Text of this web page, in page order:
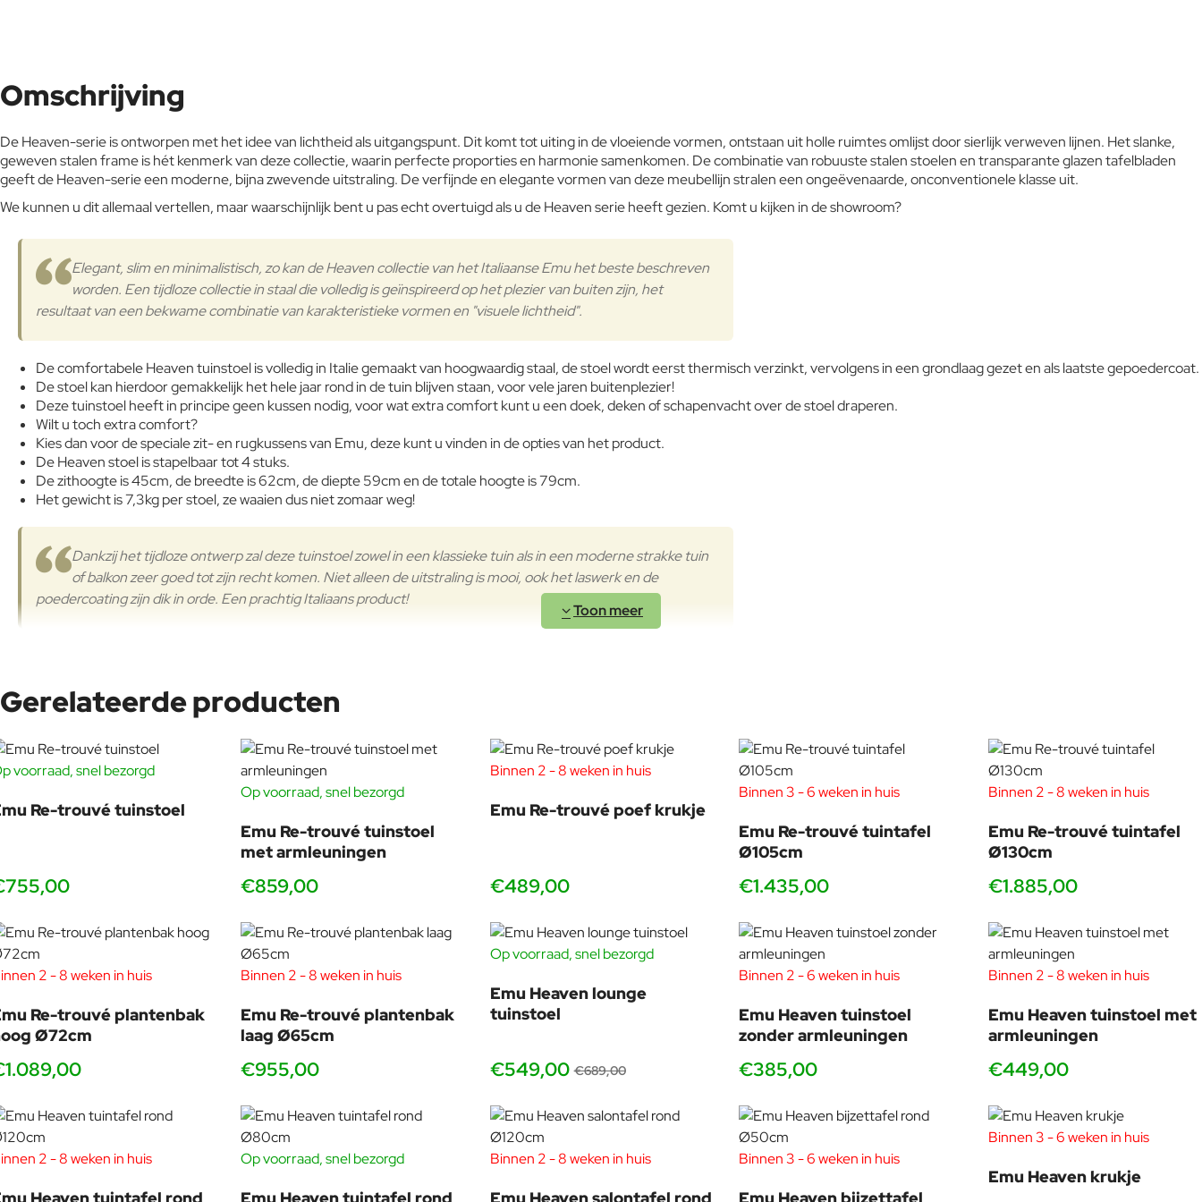
Omschrijving
De Heaven-serie is ontworpen met het idee van lichtheid als uitgangspunt. Dit komt tot uiting in de vloeiende vormen, ontstaan uit holle ruimtes omlijst door sierlijk verweven lijnen. Het slanke,
geweven stalen frame is hét kenmerk van deze collectie, waarin perfecte proporties en harmonie samenkomen. De combinatie van robuuste stalen stoelen en transparante glazen tafelbladen
geeft de Heaven-serie een moderne, bijna zwevende uitstraling. De verfijnde en elegante vormen van deze meubellijn stralen een ongeëvenaarde, onconventionele klasse uit.
We kunnen u dit allemaal vertellen, maar waarschijnlijk bent u pas echt overtuigd als u de Heaven serie heeft gezien. Komt u kijken in de showroom?
Elegant, slim en minimalistisch, zo kan de Heaven collectie van het Italiaanse Emu het beste beschreven
worden. Een tijdloze collectie in staal die volledig is geïnspireerd op het plezier van buiten zijn, het
resultaat van een bekwame combinatie van karakteristieke vormen en "visuele lichtheid".
De comfortabele Heaven tuinstoel is volledig in Italie gemaakt van hoogwaardig staal, de stoel wordt eerst thermisch verzinkt, vervolgens in een grondlaag gezet en als laatste gepoedercoat.
De stoel kan hierdoor gemakkelijk het hele jaar rond in de tuin blijven staan, voor vele jaren buitenplezier!
Deze tuinstoel heeft in principe geen kussen nodig, voor wat extra comfort kunt u een doek, deken of schapenvacht over de stoel draperen.
Wilt u toch extra comfort?
Kies dan voor de speciale zit- en rugkussens van Emu, deze kunt u vinden in de opties van het product.
De Heaven stoel is stapelbaar tot 4 stuks.
De zithoogte is 45cm, de breedte is 62cm, de diepte 59cm en de totale hoogte is 79cm.
Het gewicht is 7,3kg per stoel, ze waaien dus niet zomaar weg!
Dankzij het tijdloze ontwerp zal deze tuinstoel zowel in een klassieke tuin als in een moderne strakke tuin
of balkon zeer goed tot zijn recht komen. Niet alleen de uitstraling is mooi, ook het laswerk en de
poedercoating zijn dik in orde. Een prachtig Italiaans product!
EMU Heaven tuinstoel zonder armleuningen: pure lijnvoering, maximale lichtheid
DeEMU Heaven tuinstoel zonder armleuningenis gemaakt voor mensen die design niet “leuk” vinden, maar voelen. Een stoel die niet schreeuwt, maar direct herkenbaar is door zijn
verfijnde belijning en grafische open structuur. Ontworpen door
Jean-Marie Massauden met aandacht vervaardigd in Italië, waar vakmanschap en proportie nog heilig zijn. Heaven is geen
trend; het is een stijlkeuze voor wie houdt van lucht, ruimte en een bijna zwevend silhouet op het terras.
geen armleuningenheeft, blijft de vorm extra strak en architectonisch. Dat geeft een ruimtelijk effect rond de eettafel en maakt de stoel ideaal wanneer je
meerdere stoelen wilt plaatsen zonder dat het geheel druk oogt.
Waarom Heaven zo bijzonder oogt: transparantie, ritme en Italiaanse elegantie
Wat je ziet is licht, maar wat je krijgt is kwaliteit. De Heaven collectie speelt met transparantie: lijnen omlijsten de vorm en laten lucht ertussen, waardoor het meubel “ademt”. Overdag tekent
de zon prachtige schaduwen op je terras, en ’s avonds blijft het geheel elegant en rustig. Dat is precies waarom Heaven zo geliefd is bij designliefhebbers, architecten en hospitality projecten.
Het materiaal is zorgvuldig afgewerkt voor buitengebruik. Je kiest hiermee een designstoel die niet alleen mooi is bij een stylingfoto, maar ook bedoeld is om jaar in jaar uit te gebruiken in het
Gerelateerde producten
voorraad, snel bezorgd
Re-trouvé tuinstoel
Op voorraad, snel bezorgd
Emu Re-trouvé tuinstoel
met armleuningen
€859,00
Binnen 2 - 8 weken in huis
Emu Re-trouvé poef krukje
€489,00
Binnen 3 - 6 weken in huis
Emu Re-trouvé tuintafel
Ø105cm
€1.435,00
Binnen 2 - 8 weken in huis
Emu Re-trouvé tuintafel
Ø130cm
€1.885,00
2 - 8 weken in huis
Re-trouvé plantenbak
Ø72cm
Binnen 2 - 8 weken in huis
Emu Re-trouvé plantenbak
laag Ø65cm
€955,00
Op voorraad, snel bezorgd
Emu Heaven lounge
tuinstoel
€549,00 €689,00
Binnen 2 - 6 weken in huis
Emu Heaven tuinstoel
zonder armleuningen
€385,00
Binnen 2 - 8 weken in huis
Emu Heaven tuinstoel met
armleuningen
€449,00
2 - 8 weken in huis Op voorraad, snel bezorgd Binnen 2 - 8 weken in huis Binnen 3 - 6 weken in huis
Binnen 3 - 6 weken in huis
Emu Heaven krukje